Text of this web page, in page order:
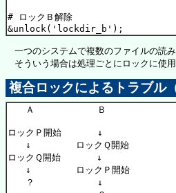
# ロックＢ解除
一つのシステムで複数のファイルの読
そういう場合は処理ごとにロックに使
複合ロックによるトラブル
Ａ　　　　　　　Ｂ
ロックＰ開始　　　　↓
↓　　　　　ロックＱ開始
ロックＱ開始　　　　↓
↓　　　　　ロックＰ開始
？　　　　　　　↓